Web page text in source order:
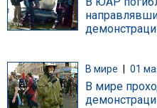
В мире 01
В мире